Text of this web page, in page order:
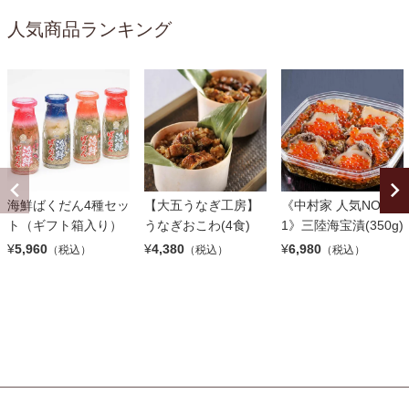
人気商品ランキング
海鮮ばくだん4種セッ
ト（ギフト箱入り）
¥5,960 （税込）
【大五うなぎ工房】
うなぎおこわ(4食)
¥4,380 （税込）
《中村家 人気NO.
1》三陸海宝漬(350g)
¥6,980 （税込）